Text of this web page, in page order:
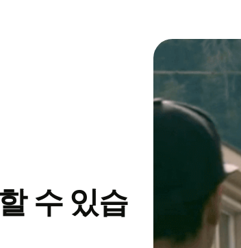
수 있습